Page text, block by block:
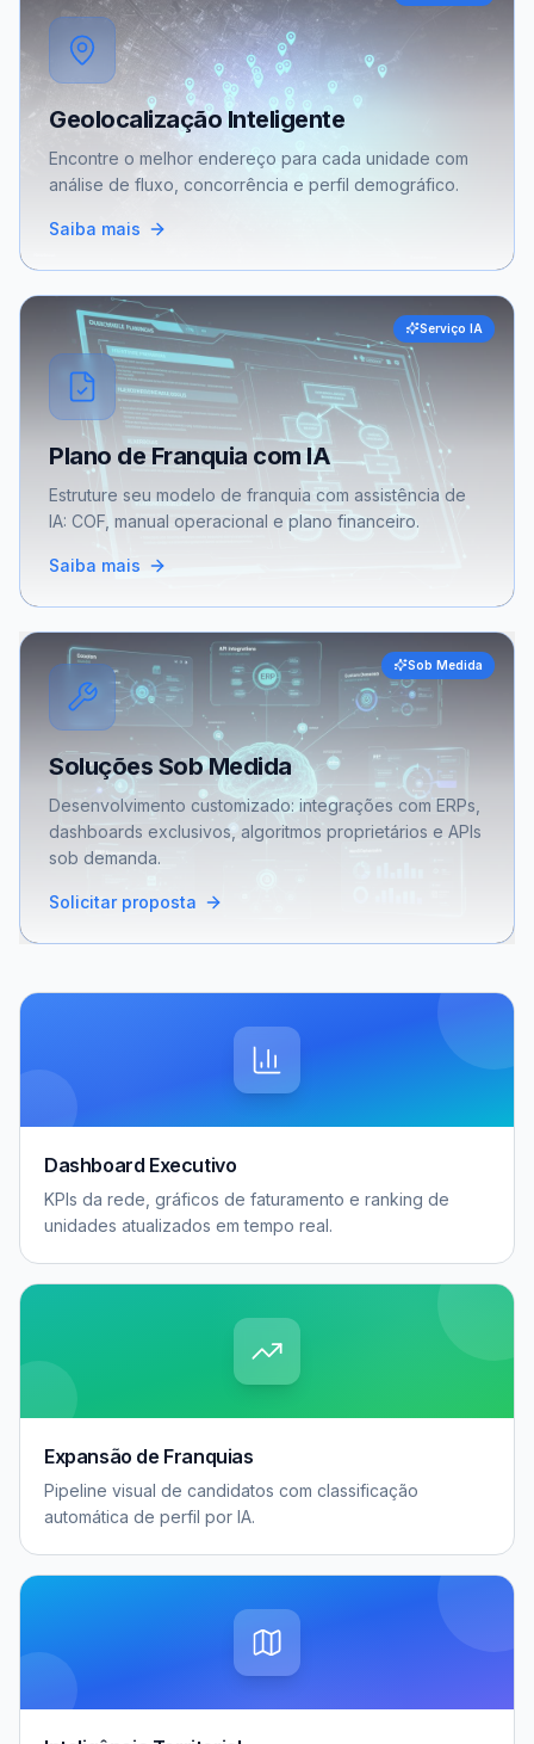
Geolocalização Inteligente
Encontre o melhor endereço para cada unidade com
análise de fluxo, concorrência e perfil demográfico.
Saiba mais
Serviço IA
Plano de Franquia com IA
Estruture seu modelo de franquia com assistência de
IA: COF, manual operacional e plano financeiro.
Saiba mais
Sob Medida
Soluções Sob Medida
Desenvolvimento customizado: integrações com ERPs,
dashboards exclusivos, algoritmos proprietários e APIs
sob demanda.
Solicitar proposta
Dashboard Executivo
KPIs da rede, gráficos de faturamento e ranking de
unidades atualizados em tempo real.
Expansão de Franquias
Pipeline visual de candidatos com classificação
automática de perfil por IA.